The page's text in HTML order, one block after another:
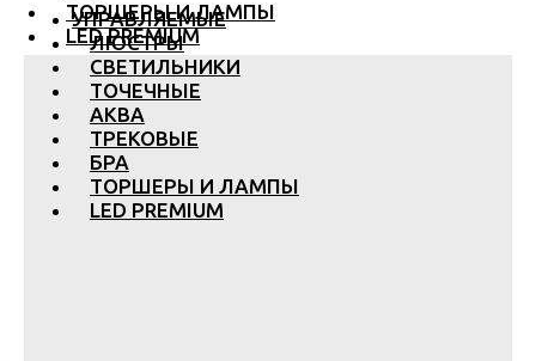
ТОРШЕРЫ И ЛАМПЫ
LED PREMIUM
УПРАВЛЯЕМЫЕ
ЛЮСТРЫ
СВЕТИЛЬНИКИ
ТОЧЕЧНЫЕ
АКВА
ТРЕКОВЫЕ
БРА
ТОРШЕРЫ И ЛАМПЫ
LED PREMIUM